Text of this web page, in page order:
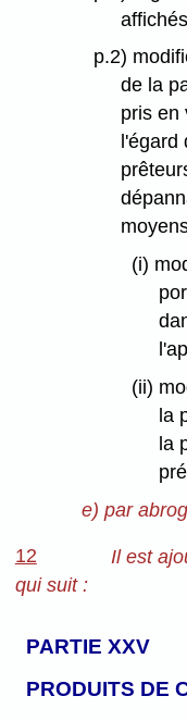
p.2)
de la
pris en
(i)
(ii)
la
la
e) par
12
Il est
qui suit :
PARTIE XXV
PRODUITS DE